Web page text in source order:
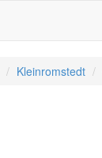
Kleinromstedt